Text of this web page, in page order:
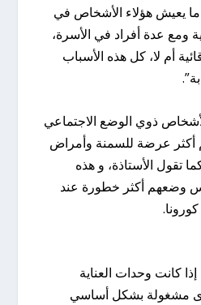
يعيش هؤلاء الأشخاص في
ومع عدة أفراد في الأسرة،
أم لا، كل هذه الأسباب
ذوي الوضع الاجتماعي
أكثر عرضة للسمنة وأمراض
تقول الأستاذة، و هذه
وضعهم أكثر خطورة عند
كانت وحدات العناية
مشغولة بشكل أساسي